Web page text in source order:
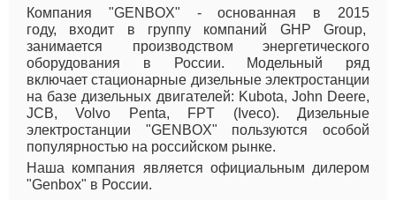
Компания "GENBOX" - основанная в 2015
году, входит в группу компаний GHP Group,
занимается производством энергетического
оборудования в России. Модельный ряд
включает стационарные дизельные электростанции
на базе дизельных двигателей: Kubota, John Deere,
JCB, Volvo Penta, FPT (Iveco). Дизельные
электростанции "GENBOX" пользуются особой
популярностью на российском рынке.
Наша компания является официальным дилером
"Genbox" в России.